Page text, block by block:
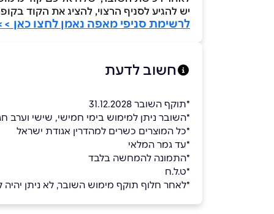
יש להגיע לסניף הרצוי, להציג את הקוד
לרשימת סניפי מאפה נאמן לחצו כאן
חשוב לדעת
*תוקף השובר 31.12.2028
*השובר ניתן למימוש בימי חמישי, שישי וערב
*כל המוצרים כשרים למהדרין אגודת ישראל
*עד גמר המלאי
*התמונה להמחשה בלבד
*ט.ל.ח
*לאחר חלוף תוקף מימוש השובר, לא ניתן יהיה